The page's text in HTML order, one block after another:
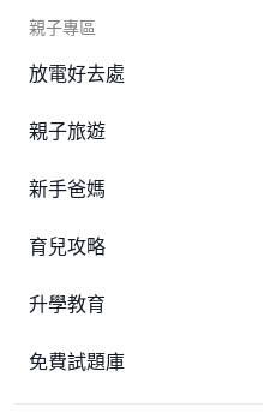
親子專區
放電好去處
親子旅遊
新手爸媽
育兒攻略
升學教育
免費試題庫